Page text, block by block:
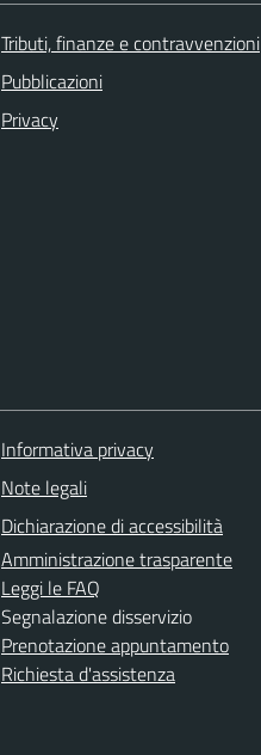
Tributi, finanze e contravvenzioni
Pubblicazioni
Privacy
Informativa privacy
Note legali
Dichiarazione di accessibilità
Amministrazione trasparente
Leggi le FAQ
Segnalazione disservizio
Prenotazione appuntamento
Richiesta d'assistenza